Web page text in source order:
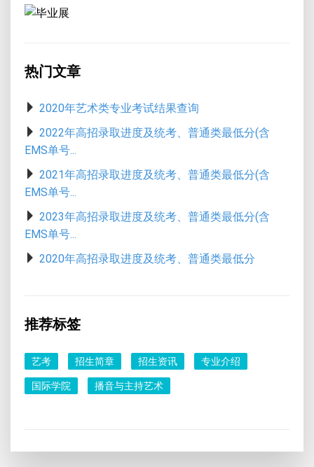
热门文章
2020年艺术类专业考试结果查询
2022年高招录取进度及统考、普通类最低分(含
EMS单号...
2021年高招录取进度及统考、普通类最低分(含
EMS单号...
2023年高招录取进度及统考、普通类最低分(含
EMS单号...
2020年高招录取进度及统考、普通类最低分
推荐标签
艺考 招生简章 招生资讯 专业介绍
国际学院 播音与主持艺术